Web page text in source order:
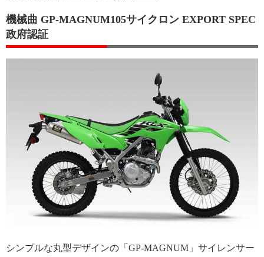
機械曲 GP-MAGNUM105サイクロン EXPORT SPEC
政府認証
シンプルな丸型デザインの「GP-MAGNUM」サイレンサー